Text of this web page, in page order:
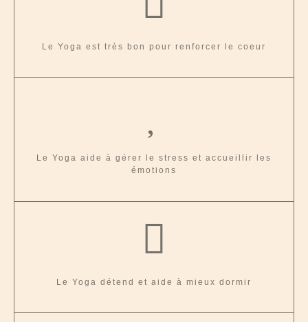
Le Yoga est très bon pour renforcer le coeur
Le Yoga aide à gérer le stress et accueillir les
émotions
Le Yoga détend et aide à mieux dormir